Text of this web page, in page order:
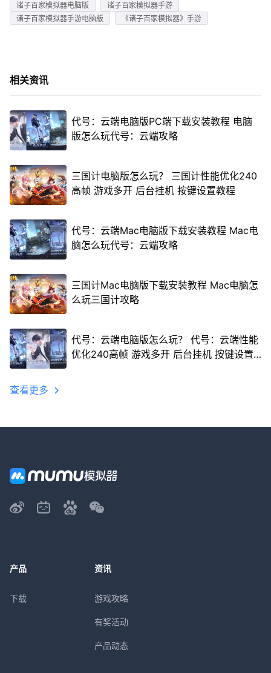
诸子百家模拟器电脑版
诸子百家模拟器手游
诸子百家模拟器手游电脑版
《诸子百家模拟器》手游
相关资讯
代号：云端电脑版PC端下载安装教程 电脑
版怎么玩代号：云端攻略
三国计电脑版怎么玩？ 三国计性能优化240
高帧 游戏多开 后台挂机 按键设置教程
代号：云端Mac电脑版下载安装教程 Mac电
脑怎么玩代号：云端攻略
三国计Mac电脑版下载安装教程 Mac电脑怎
么玩三国计攻略
代号：云端电脑版怎么玩？ 代号：云端性能
优化240高帧 游戏多开 后台挂机 按键设置
查看更多
产品
下载
资讯
游戏攻略
有奖活动
产品动态